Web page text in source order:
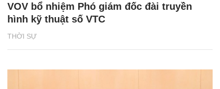
THỜI SỰ
VOV bổ nhiệm Phó giám đốc đài truyền
hình kỹ thuật số VTC